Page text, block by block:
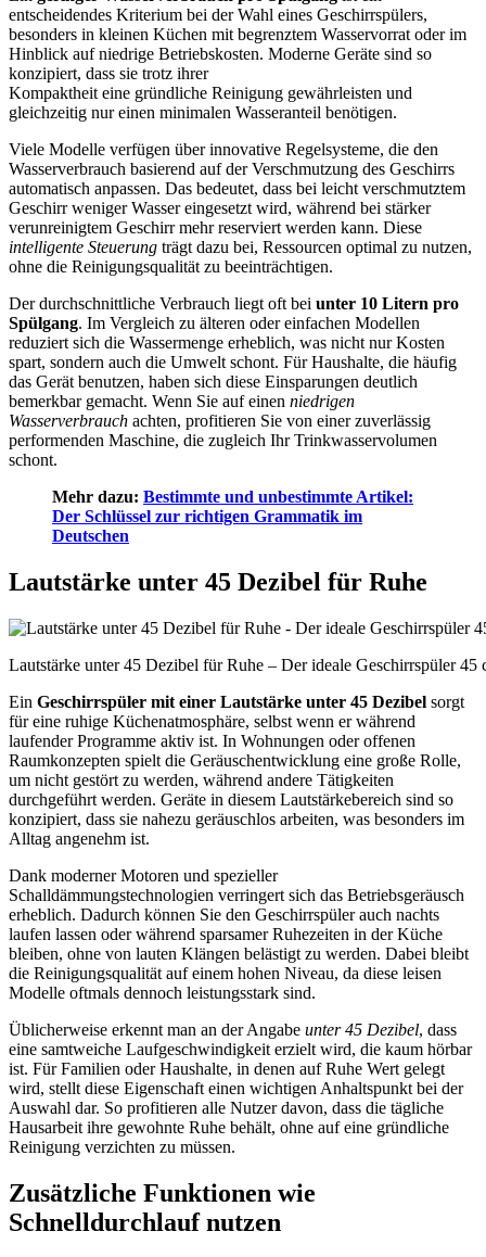
entscheidendes Kriterium bei der Wahl eines Geschirrspülers,
besonders in kleinen Küchen mit begrenztem Wasservorrat oder im
Hinblick auf niedrige Betriebskosten. Moderne Geräte sind so
konzipiert, dass sie trotz ihrer
Kompaktheit eine gründliche Reinigung gewährleisten und
gleichzeitig nur einen minimalen Wasseranteil benötigen.
Viele Modelle verfügen über innovative Regelsysteme, die den
Wasserverbrauch basierend auf der Verschmutzung des Geschirrs
automatisch anpassen. Das bedeutet, dass bei leicht verschmutztem
Geschirr weniger Wasser eingesetzt wird, während bei stärker
verunreinigtem Geschirr mehr reserviert werden kann. Diese
intelligente Steuerung trägt dazu bei, Ressourcen optimal zu nutzen,
ohne die Reinigungsqualität zu beeinträchtigen.
Der durchschnittliche Verbrauch liegt oft bei unter 10 Litern pro
Spülgang. Im Vergleich zu älteren oder einfachen Modellen
reduziert sich die Wassermenge erheblich, was nicht nur Kosten
spart, sondern auch die Umwelt schont. Für Haushalte, die häufig
das Gerät benutzen, haben sich diese Einsparungen deutlich
bemerkbar gemacht. Wenn Sie auf einen niedrigen
Wasserverbrauch achten, profitieren Sie von einer zuverlässig
performenden Maschine, die zugleich Ihr Trinkwasservolumen
schont.
Mehr dazu: Bestimmte und unbestimmte Artikel:
Der Schlüssel zur richtigen Grammatik im
Deutschen
Lautstärke unter 45 Dezibel für Ruhe
Lautstärke unter 45 Dezibel für Ruhe – Der ideale Geschirrspüler
Ein Geschirrspüler mit einer Lautstärke unter 45 Dezibel sorgt
für eine ruhige Küchenatmosphäre, selbst wenn er während
laufender Programme aktiv ist. In Wohnungen oder offenen
Raumkonzepten spielt die Geräuschentwicklung eine große Rolle,
um nicht gestört zu werden, während andere Tätigkeiten
durchgeführt werden. Geräte in diesem Lautstärkebereich sind so
konzipiert, dass sie nahezu geräuschlos arbeiten, was besonders im
Alltag angenehm ist.
Dank moderner Motoren und spezieller
Schalldämmungstechnologien verringert sich das Betriebsgeräusch
erheblich. Dadurch können Sie den Geschirrspüler auch nachts
laufen lassen oder während sparsamer Ruhezeiten in der Küche
bleiben, ohne von lauten Klängen belästigt zu werden. Dabei bleibt
die Reinigungsqualität auf einem hohen Niveau, da diese leisen
Modelle oftmals dennoch leistungsstark sind.
Üblicherweise erkennt man an der Angabe unter 45 Dezibel, dass
eine samtweiche Laufgeschwindigkeit erzielt wird, die kaum hörbar
ist. Für Familien oder Haushalte, in denen auf Ruhe Wert gelegt
wird, stellt diese Eigenschaft einen wichtigen Anhaltspunkt bei der
Auswahl dar. So profitieren alle Nutzer davon, dass die tägliche
Hausarbeit ihre gewohnte Ruhe behält, ohne auf eine gründliche
Reinigung verzichten zu müssen.
Zusätzliche Funktionen wie
Schnelldurchlauf nutzen